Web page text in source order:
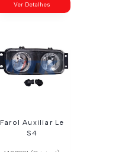
Ver Detalhes
Farol Auxiliar Le
S4